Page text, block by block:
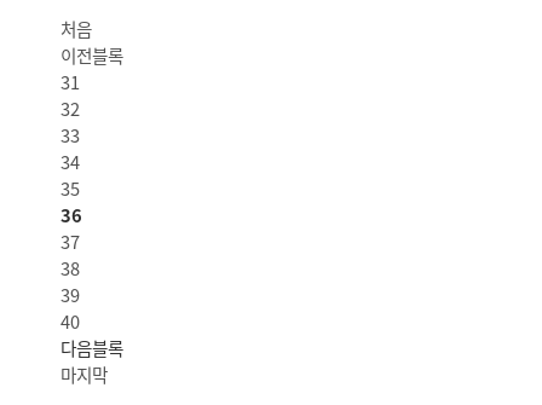
처음
이전블록
31
32
33
34
35
36
37
38
39
40
다음블록
마지막